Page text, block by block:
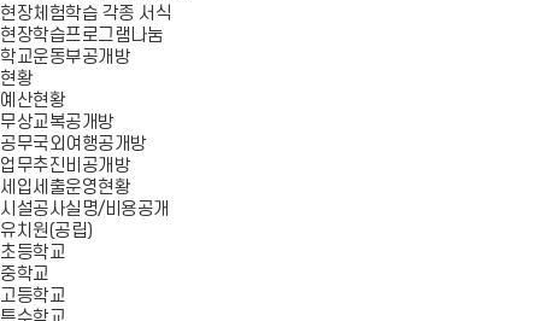
현장체험학습 각종 서식
현장학습프로그램나눔
학교운동부공개방
현황
예산현황
무상교복공개방
공무국외여행공개방
업무추진비공개방
세입세출운영현황
시설공사실명/비용공개
유치원(공립)
초등학교
중학교
고등학교